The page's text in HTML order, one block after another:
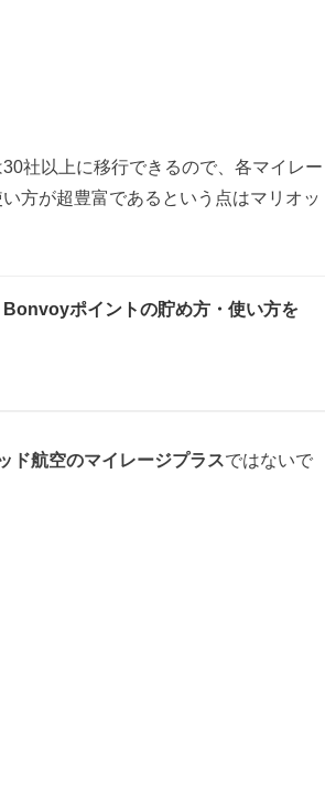
社以上に移行できるので、各マイレー
方が超豊富であるという点はマリオッ
Bonvoyポイントの貯め方・使い方を
ド航空のマイレージプラスではないで